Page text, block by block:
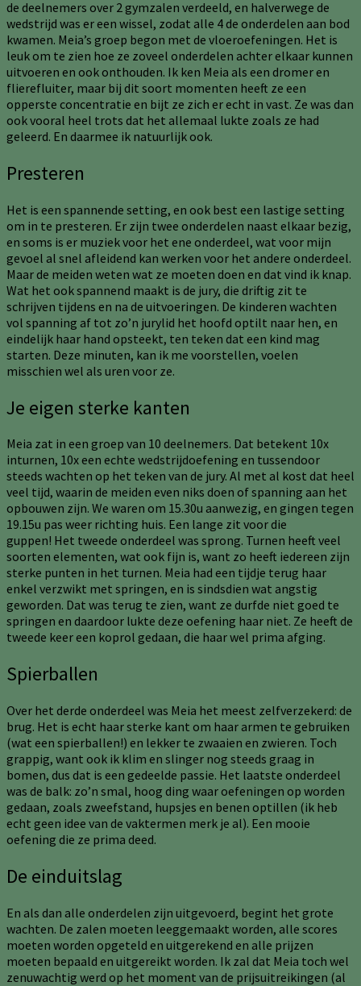
de deelnemers over 2 gymzalen verdeeld, en halverwege de
wedstrijd was er een wissel, zodat alle 4 de onderdelen aan bod
kwamen. Meia’s groep begon met de vloeroefeningen. Het is
leuk om te zien hoe ze zoveel onderdelen achter elkaar kunnen
uitvoeren en ook onthouden. Ik ken Meia als een dromer en
flierefluiter, maar bij dit soort momenten heeft ze een
opperste concentratie en bijt ze zich er echt in vast. Ze was dan
ook vooral heel trots dat het allemaal lukte zoals ze had
geleerd. En daarmee ik natuurlijk ook.
Presteren
Het is een spannende setting, en ook best een lastige setting
om in te presteren. Er zijn twee onderdelen naast elkaar bezig,
en soms is er muziek voor het ene onderdeel, wat voor mijn
gevoel al snel afleidend kan werken voor het andere onderdeel.
Maar de meiden weten wat ze moeten doen en dat vind ik knap.
Wat het ook spannend maakt is de jury, die driftig zit te
schrijven tijdens en na de uitvoeringen. De kinderen wachten
vol spanning af tot zo’n jurylid het hoofd optilt naar hen, en
eindelijk haar hand opsteekt, ten teken dat een kind mag
starten. Deze minuten, kan ik me voorstellen, voelen
misschien wel als uren voor ze.
Je eigen sterke kanten
Meia zat in een groep van 10 deelnemers. Dat betekent 10x
inturnen, 10x een echte wedstrijdoefening en tussendoor
steeds wachten op het teken van de jury. Al met al kost dat heel
veel tijd, waarin de meiden even niks doen of spanning aan het
opbouwen zijn. We waren om 15.30u aanwezig, en gingen tegen
19.15u pas weer richting huis. Een lange zit voor die
guppen! Het tweede onderdeel was sprong. Turnen heeft veel
soorten elementen, wat ook fijn is, want zo heeft iedereen zijn
sterke punten in het turnen. Meia had een tijdje terug haar
enkel verzwikt met springen, en is sindsdien wat angstig
geworden. Dat was terug te zien, want ze durfde niet goed te
springen en daardoor lukte deze oefening haar niet. Ze heeft de
tweede keer een koprol gedaan, die haar wel prima afging.
Spierballen
Over het derde onderdeel was Meia het meest zelfverzekerd: de
brug. Het is echt haar sterke kant om haar armen te gebruiken
(wat een spierballen!) en lekker te zwaaien en zwieren. Toch
grappig, want ook ik klim en slinger nog steeds graag in
bomen, dus dat is een gedeelde passie. Het laatste onderdeel
was de balk: zo’n smal, hoog ding waar oefeningen op worden
gedaan, zoals zweefstand, hupsjes en benen optillen (ik heb
echt geen idee van de vaktermen merk je al). Een mooie
oefening die ze prima deed.
De einduitslag
En als dan alle onderdelen zijn uitgevoerd, begint het grote
wachten. De zalen moeten leeggemaakt worden, alle scores
moeten worden opgeteld en uitgerekend en alle prijzen
moeten bepaald en uitgereikt worden. Ik zal dat Meia toch wel
zenuwachtig werd op het moment van de prijsuitreikingen (al